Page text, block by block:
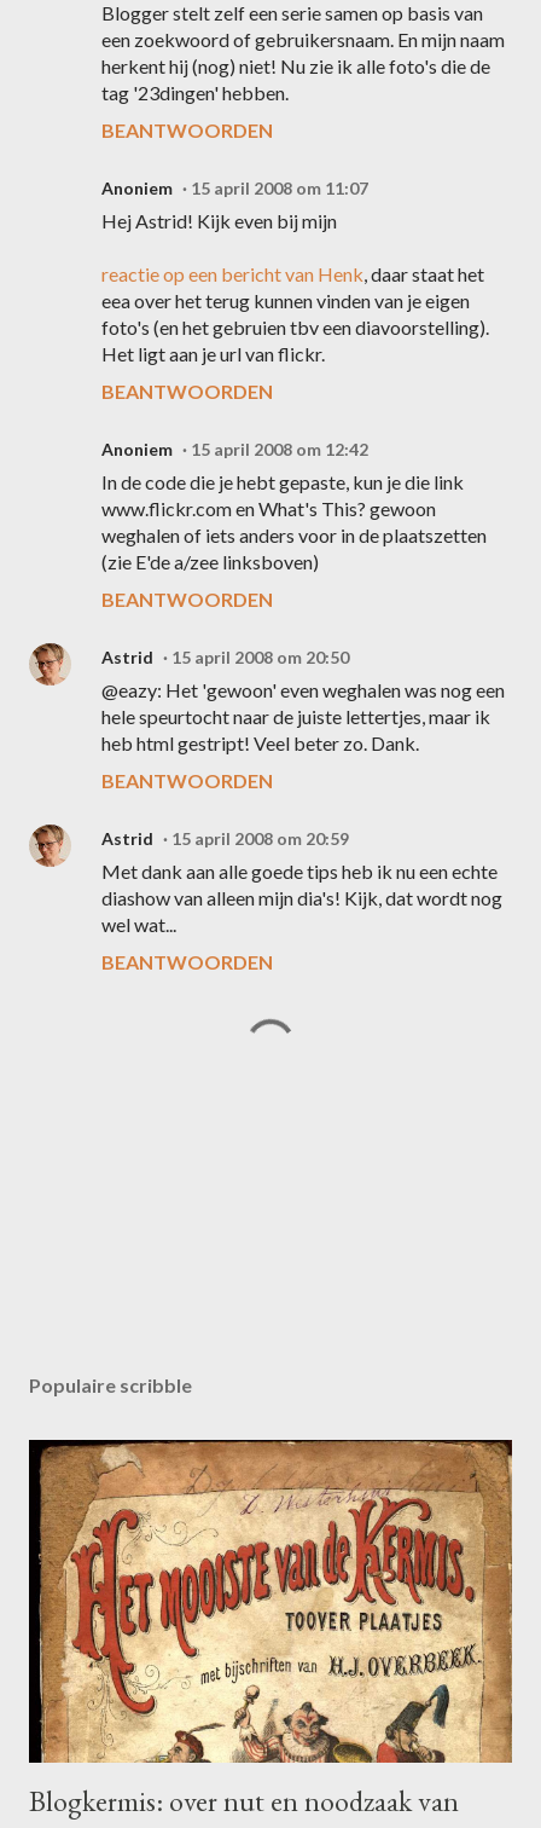
Blogger stelt zelf een serie samen op basis van
een zoekwoord of gebruikersnaam. En mijn naam
herkent hij (nog) niet! Nu zie ik alle foto's die de
tag '23dingen' hebben.
BEANTWOORDEN
Anoniem 15 april 2008 om 11:07
Hej Astrid! Kijk even bij mijn
reactie op een bericht van Henk, daar staat het
eea over het terug kunnen vinden van je eigen
foto's (en het gebruien tbv een diavoorstelling).
Het ligt aan je url van flickr.
BEANTWOORDEN
Anoniem 15 april 2008 om 12:42
In de code die je hebt gepaste, kun je die link
www.flickr.com en What's This? gewoon
weghalen of iets anders voor in de plaatszetten
(zie E'de a/zee linksboven)
BEANTWOORDEN
Astrid 15 april 2008 om 20:50
@eazy: Het 'gewoon' even weghalen was nog een
hele speurtocht naar de juiste lettertjes, maar ik
heb html gestript! Veel beter zo. Dank.
BEANTWOORDEN
Astrid 15 april 2008 om 20:59
Met dank aan alle goede tips heb ik nu een echte
diashow van alleen mijn dia's! Kijk, dat wordt nog
wel wat...
BEANTWOORDEN
n
e
p
o
n
Populaire scribble
Blogkermis: over nut en noodzaak van